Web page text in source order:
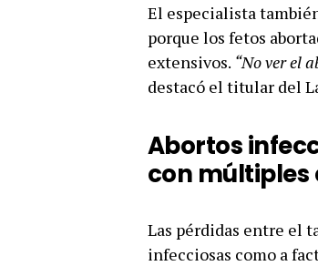
El especialista
porque los fetos
extensivos. “No ver el
destacó el titular del
Abortos
con múltiples
Las pérdidas entre el
infecciosas como a